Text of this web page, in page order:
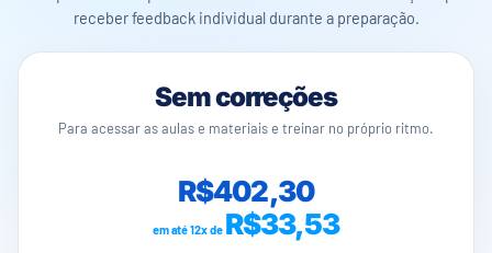
receber feedback individual durante a preparação.
Sem correções
Para acessar as aulas e materiais e treinar no próprio ritmo.
R$402,30
em até 12x de R$33,53